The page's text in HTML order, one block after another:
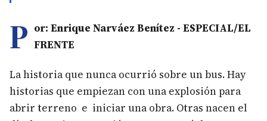
P or: Enrique Narváez Benítez - ESPECIAL/EL
FRENTE
La historia que nunca ocurrió sobre un bus. Hay
historias que empiezan con una explosión para
abrir terreno e iniciar una obra. Otras nacen el